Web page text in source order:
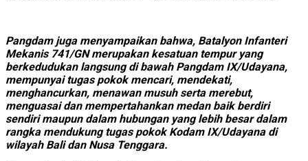
Pangdam juga menyampaikan bahwa, Batalyon Infanteri
Mekanis 741/GN merupakan kesatuan tempur yang
berkedudukan langsung di bawah Pangdam IX/Udayana,
mempunyai tugas pokok mencari, mendekati,
menghancurkan, menawan musuh serta merebut,
menguasai dan mempertahankan medan baik berdiri
sendiri maupun dalam hubungan yang lebih besar dalam
rangka mendukung tugas pokok Kodam IX/Udayana di
wilayah Bali dan Nusa Tenggara.